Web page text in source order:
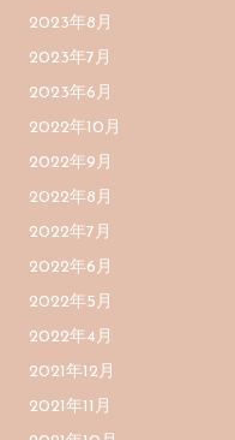
2023年8月
2023年7月
2023年6月
2022年10月
2022年9月
2022年8月
2022年7月
2022年6月
2022年5月
2022年4月
2021年12月
2021年11月